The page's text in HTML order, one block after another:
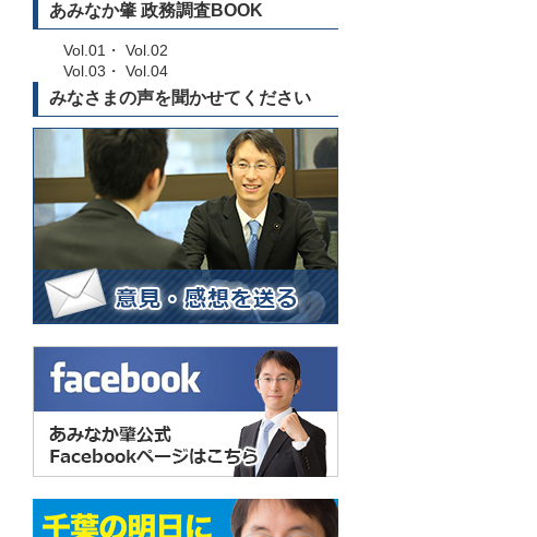
あみなか肇 政務調査BOOK
Vol.01 ・ Vol.02
Vol.03 ・ Vol.04
みなさまの声を聞かせてください